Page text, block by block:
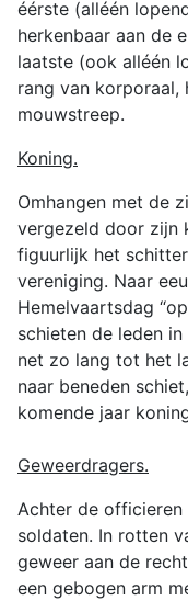
éérste (alléén
herkenbaar aan de
laatste (ook alléén
rang van korporaal,
mouwstreep.
Koning.
Omhangen met de
vergezeld door zijn
figuurlijk het
vereniging. Naar
Hemelvaartsdag
schieten de leden
net zo lang tot het
naar beneden
komende jaar
Geweerdragers.
Achter de
soldaten. In rotten
geweer aan de
een gebogen arm